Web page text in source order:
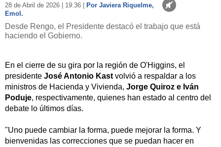
28 de Abril de 2026 | 19:36 |
Por Javiera Riquelme,
Emol.
Desde Rengo, el Presidente destacó el trabajo que está
haciendo el Gobierno.
En el cierre de su gira por la región de O'Higgins, el
presidente José Antonio Kastvolvió a respaldar a los
ministros de Hacienda y Vivienda, Jorge Quiroz e Iván
Poduje, respectivamente, quienes han estado al centro del
debate lo últimos días.
"Uno puede cambiar la forma, puede mejorar la forma. Y
bienvenidas las correcciones que se puedan hacer en